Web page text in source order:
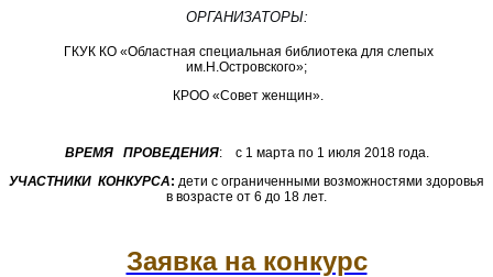
ОРГАНИЗАТОРЫ:
ГКУК КО «Областная специальная библиотека для слепых
им.Н.Островского»;
КРОО «Совет женщин».
ВРЕМЯ ПРОВЕДЕНИЯ: с 1 марта по 1 июля 2018 года.
УЧАСТНИКИ КОНКУРСА: дети с ограниченными возможностями здоровья
в возрасте от 6 до 18 лет.
Заявка на конкурс